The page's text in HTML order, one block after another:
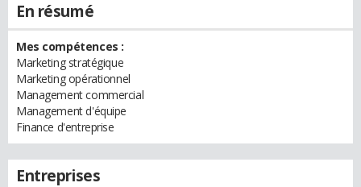
En résumé
Mes compétences :
Marketing stratégique
Marketing opérationnel
Management commercial
Management d'équipe
Finance d'entreprise
Entreprises